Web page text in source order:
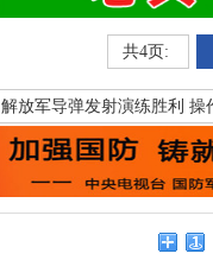
共4页:
解放军导弹发射演练胜利 操